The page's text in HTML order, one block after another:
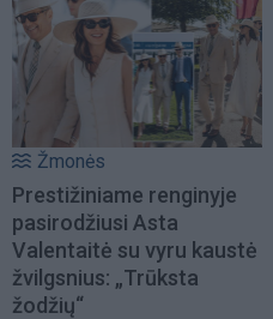
Žmonės
Prestižiniame renginyje
pasirodžiusi Asta
Valentaitė su vyru kaustė
žvilgsnius: „Trūksta
žodžių“